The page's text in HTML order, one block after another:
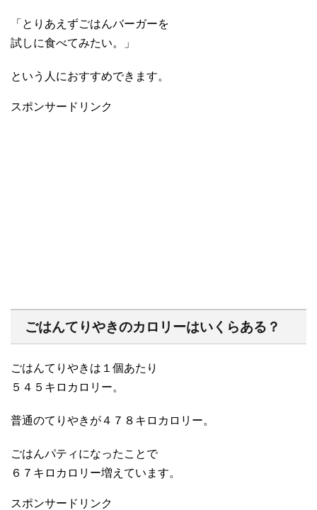
「とりあえずごはんバーガーを
試しに食べてみたい。」
という人におすすめできます。
スポンサードリンク
ごはんてりやきのカロリーはいくらある？
ごはんてりやきは１個あたり
５４５キロカロリー。
普通のてりやきが４７８キロカロリー。
ごはんパティになったことで
６７キロカロリー増えています。
スポンサードリンク